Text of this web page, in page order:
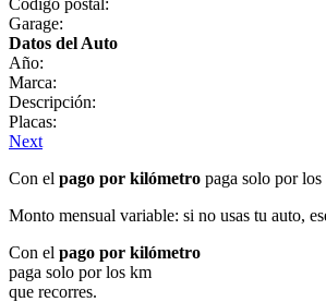
Garage:
Datos del Auto
Año:
Marca:
Descripción:
Placas:
Next
Con el pago por kilómetro paga solo por
Monto mensual variable: si no usas tu auto,
Con el pago por kilómetro
paga solo por los km
que recorres.